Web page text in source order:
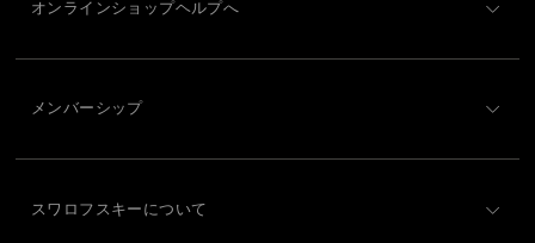
クリスタルのバタフライフィギュア
スターデコレーション＆オーナメント
オンラインショップヘルプへ
メンバーシップ
スワロフスキーについて